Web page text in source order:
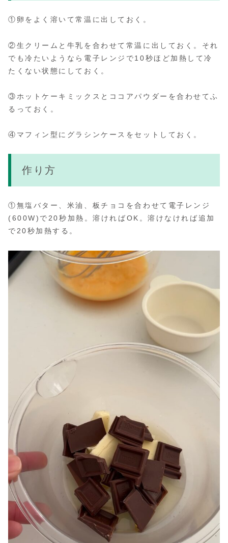
①卵をよく溶いて常温に出しておく。
②生クリームと牛乳を合わせて常温に出しておく。それ
でも冷たいようなら電子レンジで10秒ほど加熱して冷
たくない状態にしておく。
③ホットケーキミックスとココアパウダーを合わせてふ
るっておく。
④マフィン型にグラシンケースをセットしておく。
作り方
①無塩バター、米油、板チョコを合わせて電子レンジ
(600W)で20秒加熱。溶ければOK。溶けなければ追加
で20秒加熱する。